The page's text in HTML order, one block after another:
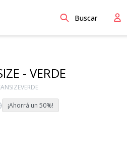
- VERDE
50